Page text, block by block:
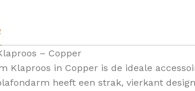
– Copper
Klaproos in Copper is de ideale
heeft een strak, vierkant